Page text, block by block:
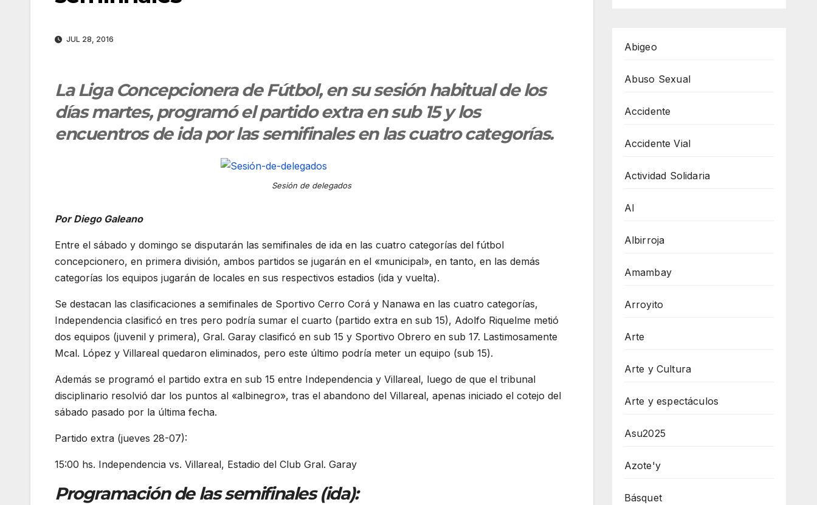
JUL 28, 2016
La Liga Concepcionera de Fútbol, en su sesión habitual de los
días martes, programó el partido extra en sub 15 y los
encuentros de ida por las semifinales en las cuatro categorías.
Sesión de delegados
Por Diego Galeano
Entre el sábado y domingo se disputarán las semifinales de ida en las cuatro categorías del fútbol
concepcionero, en primera división, ambos partidos se jugarán en el «municipal», en tanto, en las demás
categorías los equipos jugarán de locales en sus respectivos estadios (ida y vuelta).
Se destacan las clasificaciones a semifinales de Sportivo Cerro Corá y Nanawa en las cuatro categorías,
Independencia clasificó en tres pero podría sumar el cuarto (partido extra en sub 15), Adolfo Riquelme metió
dos equipos (juvenil y primera), Gral. Garay clasificó en sub 15 y Sportivo Obrero en sub 17. Lastimosamente
Mcal. López y Villareal quedaron eliminados, pero este último podría meter un equipo (sub 15).
Además se programó el partido extra en sub 15 entre Independencia y Villareal, luego de que el tribunal
disciplinario resolvió dar los puntos al «albinegro», tras el abandono del Villareal, apenas iniciado el cotejo del
sábado pasado por la última fecha.
Partido extra (jueves 28-07):
15:00 hs. Independencia vs. Villareal, Estadio del Club Gral. Garay
Programación de las semifinales (ida):
Abigeo
Abuso Sexual
Accidente
Accidente Vial
Actividad Solidaria
AI
Albirroja
Amambay
Arroyito
Arte
Arte y Cultura
Arte y espectáculos
Asu2025
Azote'y
Básquet